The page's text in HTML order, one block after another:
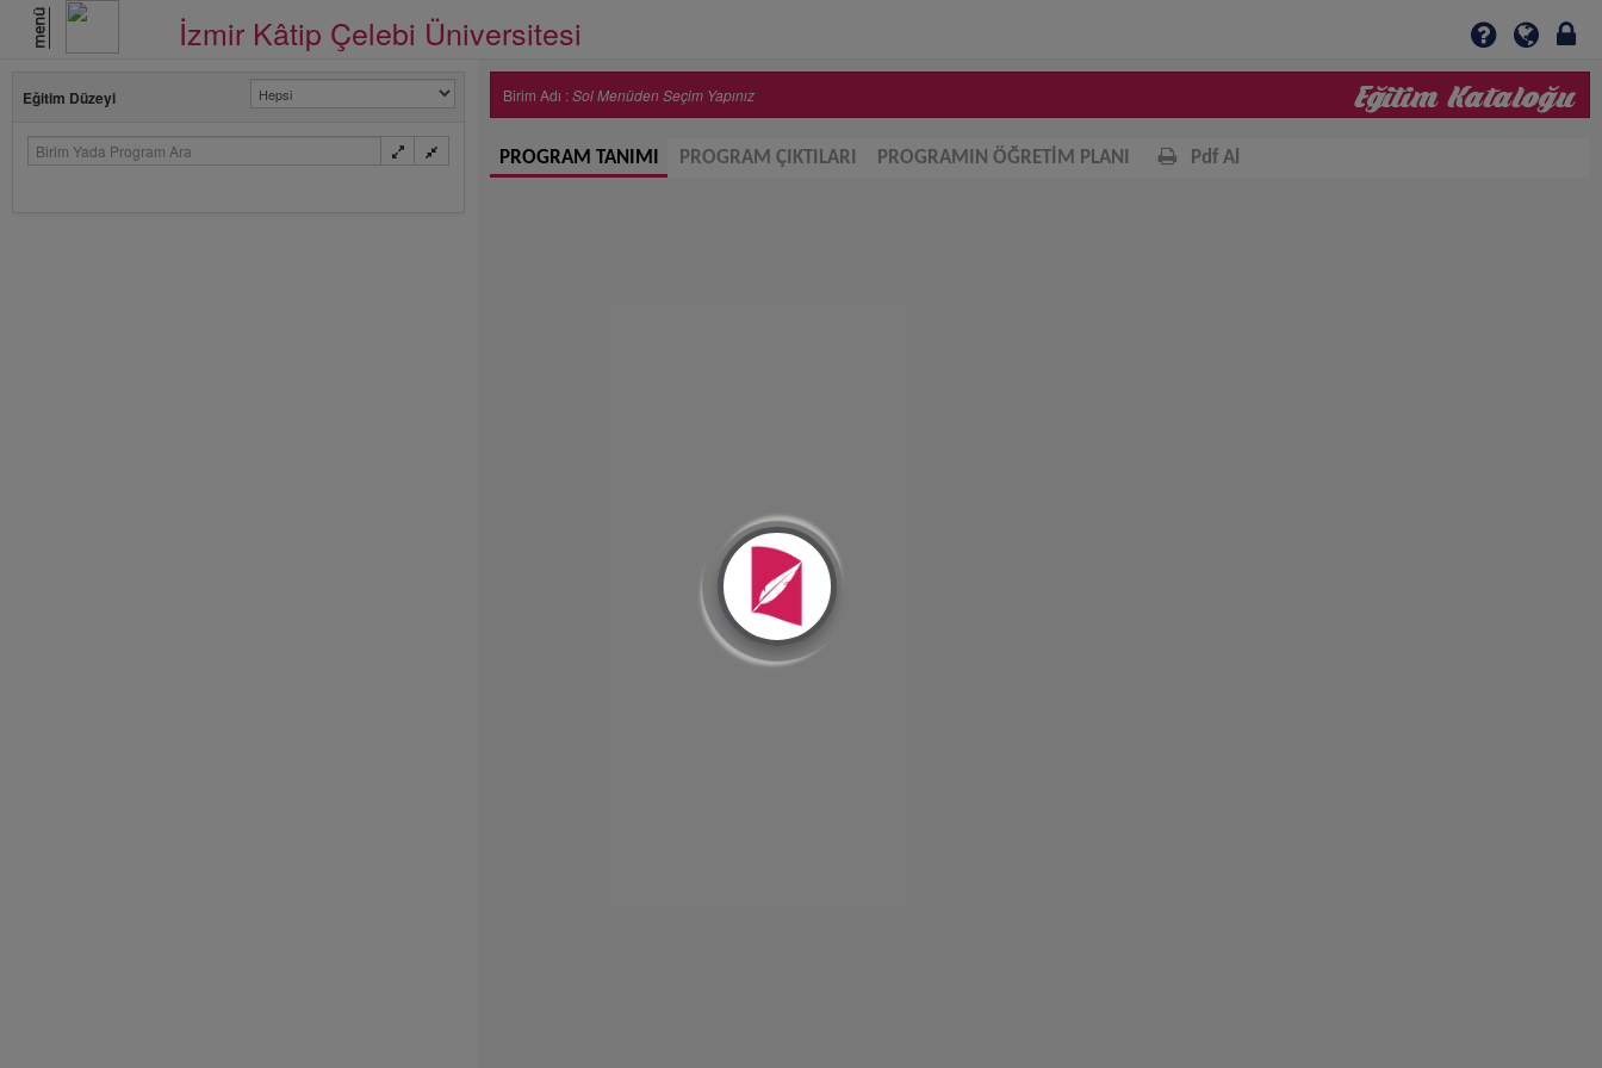
menü İzmir Kâtip Çelebi Üniversitesi
Eğitim Düzeyi Birim Adı :Sol Menüden Seçim Yapınız
PROGRAM TANIMI PROGRAM ÇIKTILARI PROGRAMIN ÖĞRETİM PLANI Pdf Al